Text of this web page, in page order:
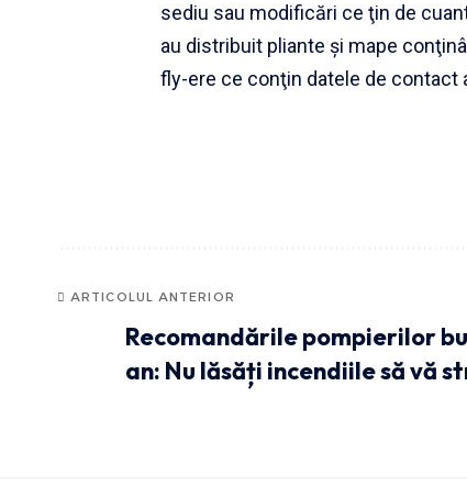
sediu sau modificări ce ţin de
au distribuit pliante şi mape
fly-ere ce conţin datele de contact
ARTICOLUL ANTERIOR
Recomandările pompierilor
an: Nu lăsăți incendiile să vă